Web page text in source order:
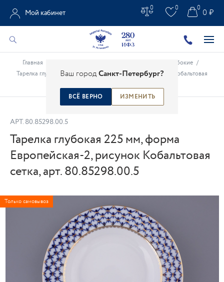
Ваш городСанкт-Петербург?
ВСЁ ВЕРНО ИЗМЕНИТЬ
Мой кабинет
0 0 0 ₽
0
Главная Тарелки глубокие /
Тарелка глубокая 225 мм, форма Европейская-2, рисунок Кобальтовая
АРТ. 80.85298.00.5
Тарелка глубокая 225 мм, форма
Европейская-2, рисунок Кобальтовая
сетка, арт. 80.85298.00.5
Только самовывоз